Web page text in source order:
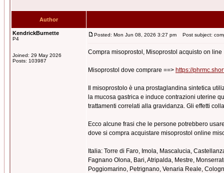
Author
KendrickBurnette
P4
Joined: 29 May 2026
Posts: 103987
Posted: Mon Jun 08, 2026 3:27 pm Post subject:
Compra misoprostol, Misoprostol acquisto on line
Misoprostol dove comprare ==> https://
Il misoprostolo è una prostaglandina sintetica
la mucosa gastrica e induce contrazioni uterine
trattamenti correlati alla gravidanza. Gli effetti
Ecco alcune frasi che le persone potrebbero
dove si compra acquistare misoprostol online
Italia: Torre di Faro, Imola, Mascalucia,
Fagnano Olona, Bari, Atripalda, Mestre,
Poggiomarino, Petrignano, Venaria Reale,